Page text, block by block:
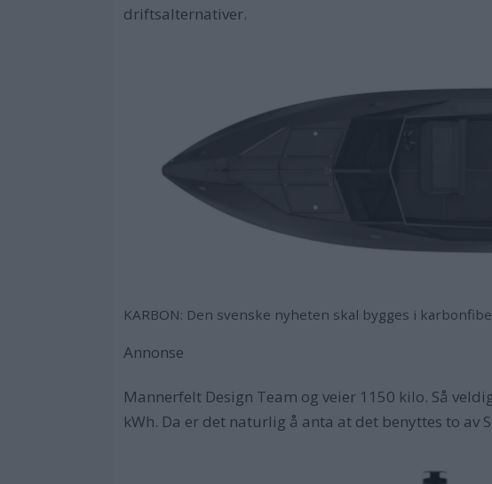
driftsalternativer.
KARBON: Den svenske nyheten skal bygges i
Annonse
Mannerfelt Design Team og veier 1150 kilo. Så
kWh. Da er det naturlig å anta at det benyttes to